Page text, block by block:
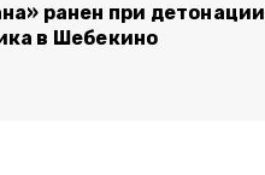
ранен при детонации
в Шебекино